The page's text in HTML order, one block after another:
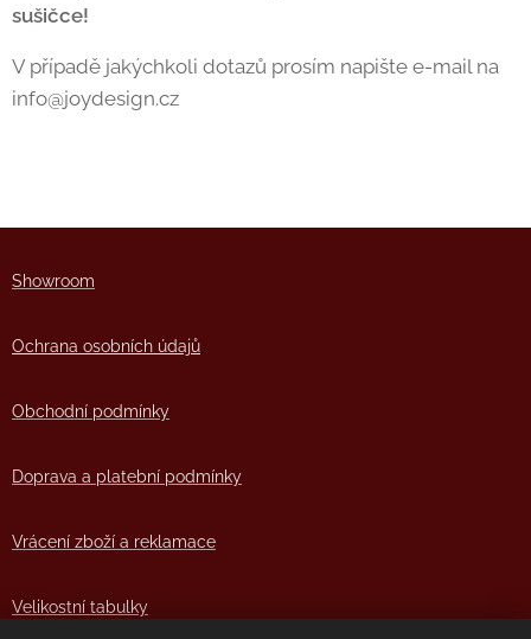
sušičce!
V případě jakýchkoli dotazů prosím napište e-mail na
info@joydesign.cz
Showroom
Ochrana osobních údajů
Obchodní podmínky
Doprava a platební podmínky
Vrácení zboží a reklamace
Velikostní tabulky